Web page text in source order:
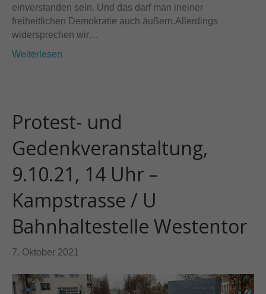
einverstanden sein. Und das darf man ineiner
freiheitlichen Demokratie auch äußern.Allerdings
widersprechen wir…
Weiterlesen
Protest- und
Gedenkveranstaltung,
9.10.21, 14 Uhr –
Kampstrasse / U
Bahnhaltestelle Westentor
7. Oktober 2021